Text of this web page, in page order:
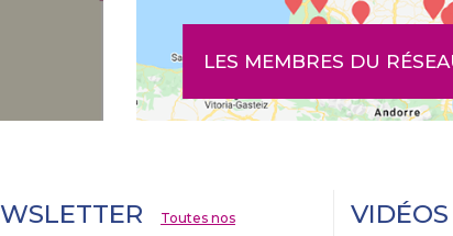
LES MEMBRES DU
Toutes nos
VIDÉOS